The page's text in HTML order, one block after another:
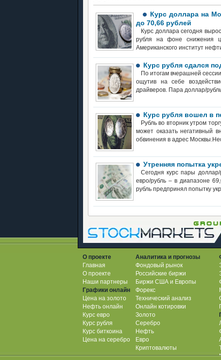
Курс доллара на
до 70,66 рублей
Курс доллара сегодня
рубля на фоне снижения
Американского институт
Курс рубля сдался
По итогам вчерашней
ощутив на себе
драйверов. Пара доллар/
Курс рубля вошел в
Рубль во вторник утром
может оказать негативный
обвинения в адрес
Утренняя попытка
Сегодня курс пары
евро/рубль – в диапазоне
рубль предпринял попытку
О проекте
Главная
О проекте
Наши партнеры
Графики онлайн
Цена на золото
Нефть онлайн
Курс евро
Курс рубля
Курс биткоина
Цена на серебро
Аналитика и прогнозы
Фондовый рынок
Российские биржи
Биржи США и Европы
Форекс
Технический анализ
Онлайн котировки
Золото
Серебро
Нефть
Евро
Криптовалюты